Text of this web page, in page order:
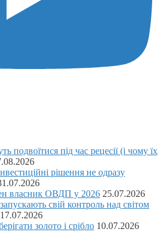
подвоїтися під час рецесії (і чому їх
рішення не одразу
власник ОВДП у 2026 25.07.2026
свій контроль над світом
17.07.2026
золото і срібло 10.07.2026